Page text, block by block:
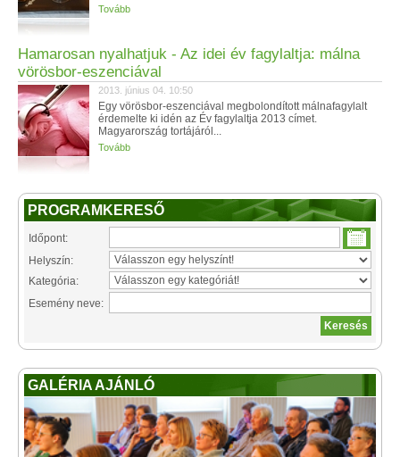
Tovább
Hamarosan nyalhatjuk - Az idei év fagylaltja: málna
vörösbor-eszenciával
2013. június 04. 10:50
Egy vörösbor-eszenciával megbolondított málnafagylalt
érdemelte ki idén az Év fagylaltja 2013 címet.
Magyarország tortájáról...
Tovább
PROGRAMKERESŐ
Időpont:
Helyszín:
Kategória:
Esemény neve:
GALÉRIA AJÁNLÓ